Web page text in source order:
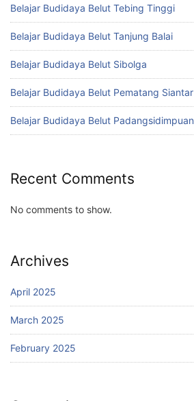
Belajar Budidaya Belut Tebing Tinggi
Belajar Budidaya Belut Tanjung Balai
Belajar Budidaya Belut Sibolga
Belajar Budidaya Belut Pematang Siantar
Belajar Budidaya Belut Padangsidimpuan
Recent Comments
No comments to show.
Archives
April 2025
March 2025
February 2025